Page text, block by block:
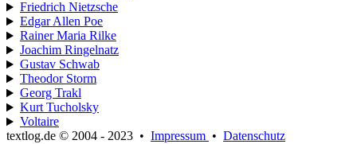
Friedrich Nietzsche
Edgar Allen Poe
Rainer Maria Rilke
Joachim Ringelnatz
Gustav Schwab
Theodor Storm
Georg Trakl
Kurt Tucholsky
Voltaire
textlog.de © 2004 - 2023 • Impressum • Datenschutz